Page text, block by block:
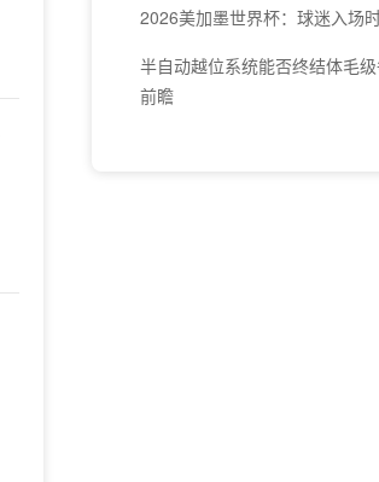
2026美加墨世界杯：球迷入场
半自动越位系统能否终结体毛级
前瞻